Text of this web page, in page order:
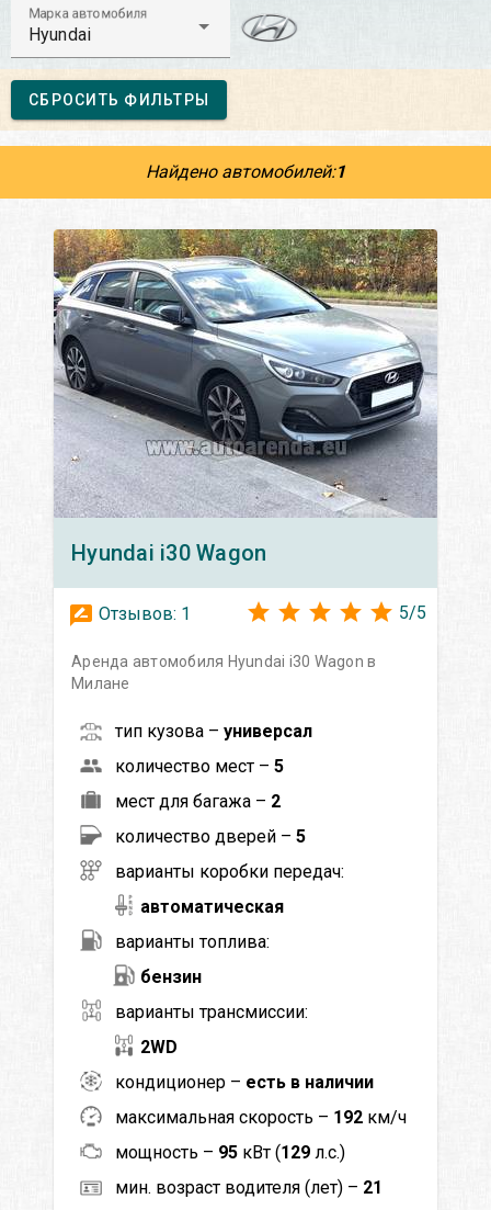
Марка автомобиля
Hyundai
СБРОСИТЬ ФИЛЬТРЫ
Найдено автомобилей:1
Hyundai i30 Wagon
Отзывов: 1 5/5
Аренда автомобиля Hyundai i30 Wagon в
Милане
тип кузова – универсал
количество мест – 5
мест для багажа – 2
количество дверей – 5
варианты коробки передач:
автоматическая
варианты топлива:
бензин
варианты трансмиссии:
2WD
кондиционер – есть в наличии
максимальная скорость – 192 км/ч
мощность – 95 кВт (129 л.с.)
мин. возраст водителя (лет) – 21